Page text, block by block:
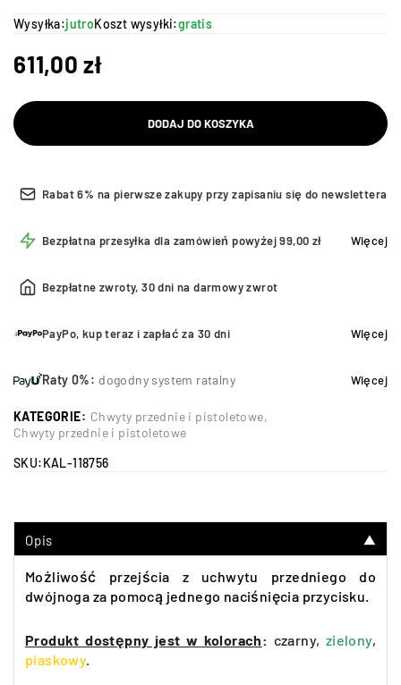
Wysyłka:jutroKoszt wysyłki:gratis
611,00zł
DODAJ DO KOSZYKA
Rabat 6% na pierwsze zakupy przy zapisaniu się do newslettera
Bezpłatna przesyłka dla zamówień powyżej 99,00 zł Więcej
Bezpłatne zwroty, 30 dni na darmowy zwrot
PayPo, kup teraz i zapłać za 30 dni Więcej
Raty 0%: dogodny system ratalny Więcej
KATEGORIE: Chwyty przednie i pistoletowe,
Chwyty przednie i pistoletowe
SKU:KAL-118756
Opis ▼
Możliwość przejścia z uchwytu przedniego do
dwójnoga za pomocą jednego naciśnięcia przycisku.
Produkt dostępny jest w kolorach: czarny, zielony,
piaskowy.